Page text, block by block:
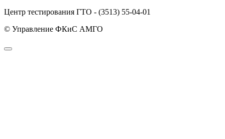
Центр тестирования ГТО - (3513) 55-04-01
© Управление ФКиС АМГО